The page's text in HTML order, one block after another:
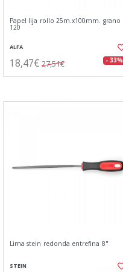
Papel lija rollo 25m.x100mm. grano
120
ALFA
18,47€ 27,51€ - 33%
Lima stein redonda entrefina 8"
STEIN